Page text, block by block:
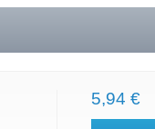
5,94 €